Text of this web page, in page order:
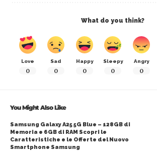
What do you think?
Love
0
Sad
0
Happy
0
Sleepy
0
Angry
0
You Might Also Like
Samsung Galaxy A25 5G Blue – 128GB di
Memoria e 6GB di RAM Scopri le
Caratteristiche e le Offerte del Nuovo
Smartphone Samsung